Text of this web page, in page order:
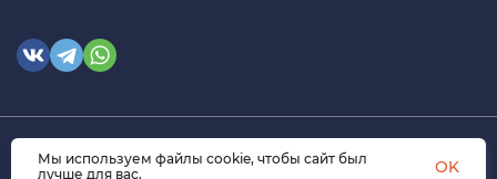
© 2026 himmedsnab.ru. Все права защищены
Мы используем файлы cookie, чтобы сайт был
лучше для вас.
OK